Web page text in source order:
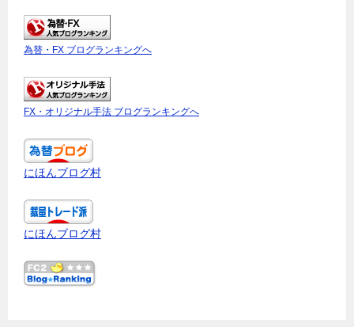
為替・FX ブログランキングへ
FX・オリジナル手法 ブログランキングへ
にほんブログ村
にほんブログ村